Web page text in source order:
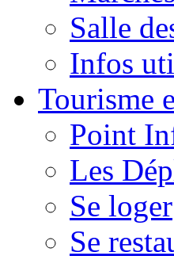
Salle
Infos
Tourisme
Point
Les
Se loger
Se